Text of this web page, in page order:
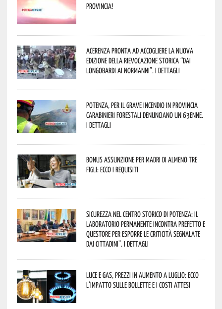
provincia!
Acerenza pronta ad accogliere la nuova
edizione della rievocazione storica “Dai
Longobardi ai Normanni”. I dettagli
Potenza, per il grave incendio in Provincia
Carabinieri forestali denunciano un 63enne.
I dettagli
Bonus assunzione per madri di almeno tre
figli: ecco i requisiti
Sicurezza nel Centro Storico di Potenza: il
Laboratorio Permanente incontra Prefetto e
Questore per esporre le criticità segnalate
dai cittadini”. I dettagli
Luce e gas, prezzi in aumento a luglio: ecco
l’impatto sulle bollette e i costi attesi